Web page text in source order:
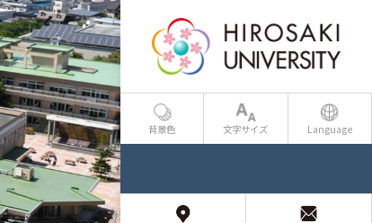
背景色 文字サイズ Language